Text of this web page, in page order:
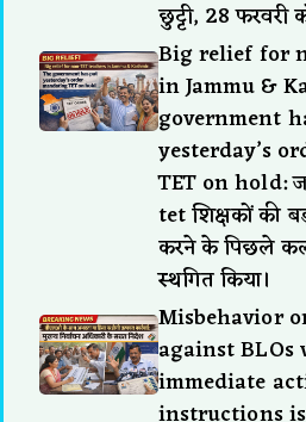
छुट्टी, 28
Big relief for
in Jammu &
government
yesterday’s
TET on hold:
tet शिक्षकों की
करने के पिछले
स्थगित किया।
Misbehavior
against
immediate